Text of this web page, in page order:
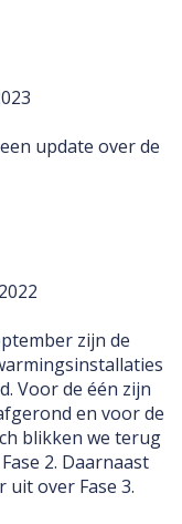
update over de
zijn de
Voor de één zijn
en voor de
blikken we terug
2. Daarnaast
uit over Fase 3.